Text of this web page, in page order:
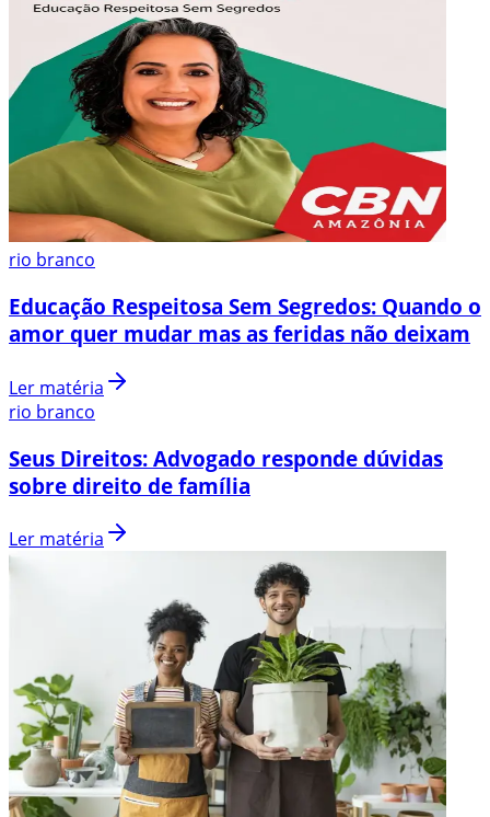
rio branco
Educação Respeitosa Sem Segredos: Quando o
amor quer mudar mas as feridas não deixam
Ler matéria
rio branco
Seus Direitos: Advogado responde dúvidas
sobre direito de família
Ler matéria